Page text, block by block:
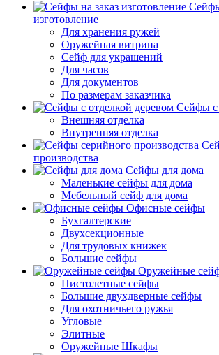
изготовление
Для хранения ружей
Оружейная витрина
Сейф для украшений
Для часов
Для документов
По размерам заказчика
Сейфы с
Внешняя отделка
Внутренняя отделка
производства
Сейфы для дома
Маленькие сейфы для дома
Мебельный сейф для дома
Офисные сейфы
Бухгалтерские
Двухсекционные
Для трудовых книжек
Большие сейфы
Оружейные
Пистолетные сейфы
Большие двухдверные сейфы
Для охотничьего ружья
Угловые
Элитные
Оружейные Шкафы